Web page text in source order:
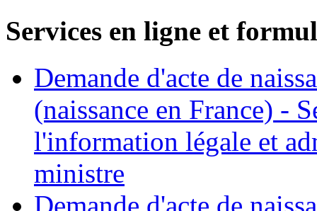
Services en ligne et
Demande d'acte de
(naissance en France) -
l'information légale et
ministre